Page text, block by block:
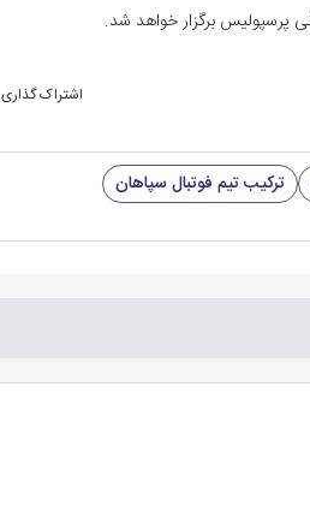
اشتراک گذاری
ترکیب تیم فوتبال سپاهان